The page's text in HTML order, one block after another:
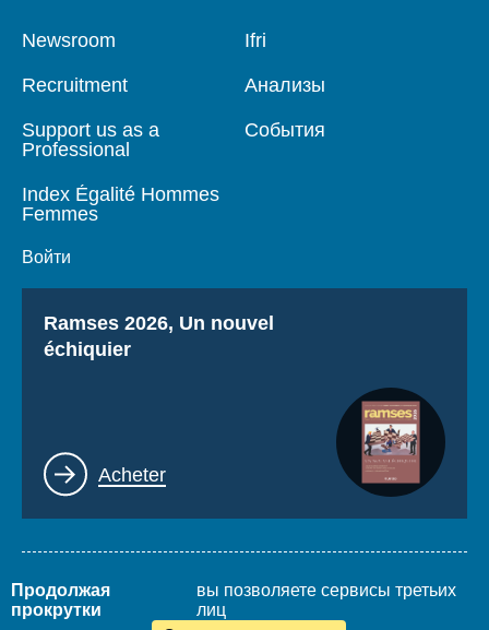
Pied
Newsroom
Recruitment
Support us as a
Professional
Index Égalité Hommes
Femmes
Войти
Navigation
Ifri
Анализы
События
Titre
Ramses 2026, Un nouvel
échiquier
Lien
Acheter
Mentions légalesPlan du site
www.thierrydemontbrial.comWorld Policy Conference
Продолжая
прокрутки
вы позволяете сервисы третьих
лиц